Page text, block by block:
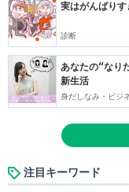
実はがんばり
診断
あなたの“なり
新生活
身だしなみ・ビジ
注目キーワード